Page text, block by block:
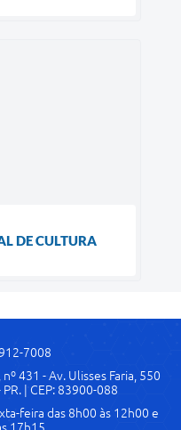
DE CULTURA
7008
431 - Av. Ulisses Faria, 550
| CEP: 83900-088
feira das 8h00 às 12h00 e